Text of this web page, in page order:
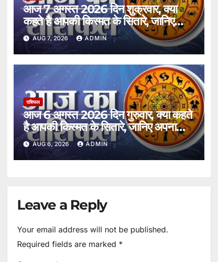
आज 7 अगस्त 2026 दिन शुक्रवार, क्या
कहते है आपकी किस्मत के सितारे, जानिए
अपना राशिफल।
AUG 7, 2026 ADMIN
राशिफल
आज 6 अगस्त 2026 दिन गुरुवार, क्या कहते
है आपकी किस्मत के सितारे, जानिए अपना
राशिफल।
AUG 6, 2026 ADMIN
Leave a Reply
Your email address will not be published.
Required fields are marked *